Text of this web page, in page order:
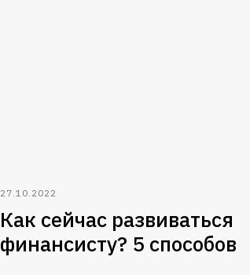
27.10.2022
Как сейчас развиваться
финансисту? 5 способов